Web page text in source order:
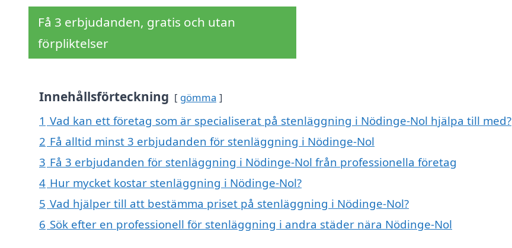
Få 3 erbjudanden, gratis och utan
förpliktelser
Innehållsförteckning gömma
1 Vad kan ett företag som är specialiserat på stenläggning i Nödinge-Nol hjälpa till med?
2 Få alltid minst 3 erbjudanden för stenläggning i Nödinge-Nol
3 Få 3 erbjudanden för stenläggning i Nödinge-Nol från professionella företag
4 Hur mycket kostar stenläggning i Nödinge-Nol?
5 Vad hjälper till att bestämma priset på stenläggning i Nödinge-Nol?
6 Sök efter en professionell för stenläggning i andra städer nära Nödinge-Nol